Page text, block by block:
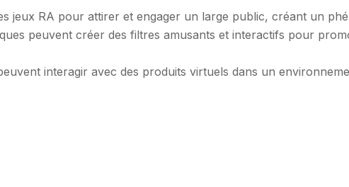
jeux RA pour attirer et engager un large public, créant un
peuvent créer des filtres amusants et interactifs pour
interagir avec des produits virtuels dans un